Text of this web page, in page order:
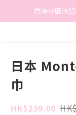
香港地區滿
香港地區滿
日本
巾
HK$239.00